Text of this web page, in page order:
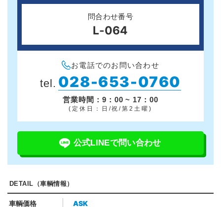
問合わせ番号
L-064
お電話でのお問い合わせ
tel. 028-653-0760
営業時間：9：00 ~ 17：00
(定休日：日/祝/第2土曜)
公式LINEで問い合わせ
DETAIL（車輌情報）
車輌価格 ASK